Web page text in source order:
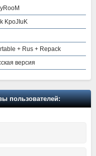
KpoJIuK
+ Rus + Repack
версия
пользователей: